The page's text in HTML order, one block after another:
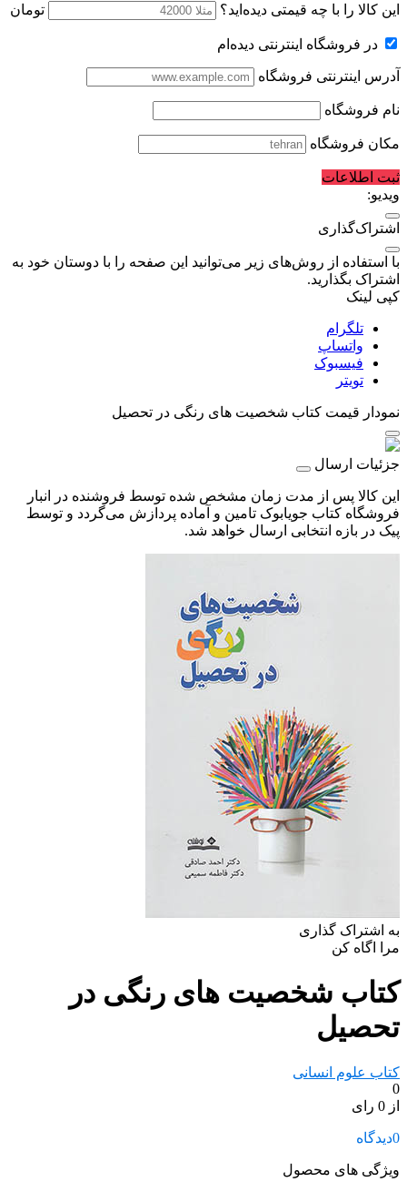
این کالا را با چه قیمتی دیده‌اید؟ تومان
در فروشگاه اینترنتی دیده‌ام
آدرس اینترنتی فروشگاه
نام فروشگاه
مکان فروشگاه
ثبت اطلاعات
ویدیو:
اشتراک‌گذاری
با استفاده از روش‌های زیر می‌توانید این صفحه را با دوستان خود به
اشتراک بگذارید.
کپی لینک
تلگرام
واتساپ
فیسبوک
تویتر
نمودار قیمت کتاب شخصیت‌ های رنگی در تحصیل
جزئیات ارسال
این کالا پس از مدت زمان مشخص شده توسط فروشنده در انبار
فروشگاه کتاب جویابوک تامین و آماده پردازش می‌گردد و توسط
پیک در بازه انتخابی ارسال خواهد شد.
به اشتراک گذاری
مرا اگاه کن
کتاب شخصیت‌ های رنگی در
تحصیل
کتاب علوم انسانی
0
از 0 رای
0دیدگاه
ویژگی های محصول